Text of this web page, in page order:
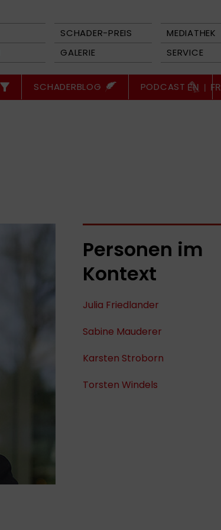
SCHADER-PREIS
MEDIATHEK
GALERIE SERVICE
SCHADERBLOG PODCAST EN | FR
Personen im
Kontext
Julia Friedlander
Sabine Mauderer
Karsten Stroborn
Torsten Windels